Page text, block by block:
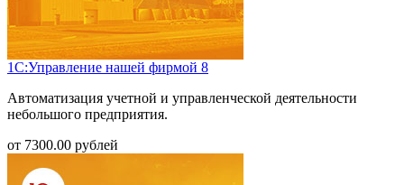
1С:Управление нашей фирмой 8
Автоматизация учетной и управленческой деятельности
небольшого предприятия.
от 7300.00 рублей